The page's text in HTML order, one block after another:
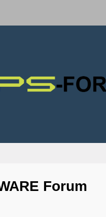
Forum